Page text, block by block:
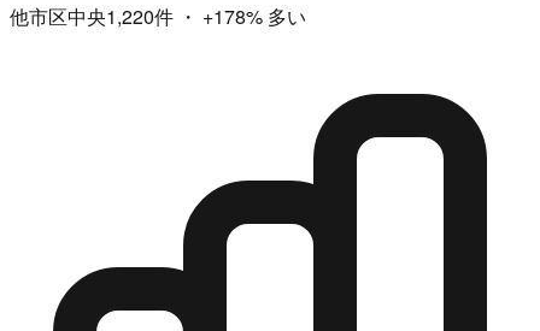
他市区中央1,220件 ・ +178% 多い